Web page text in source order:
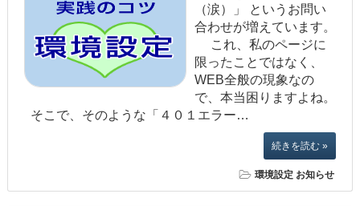
（涙）」 というお問い
合わせが増えています。
これ、私のページに
限ったことではなく、
WEB全般の現象なの
で、本当困りますよね。
そこで、そのような「４０１エラー…
続きを読む »
環境設定 お知らせ